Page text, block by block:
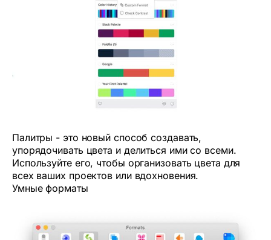
Палитры - это новый способ создавать,
упорядочивать цвета и делиться ими со всеми.
Используйте его, чтобы организовать цвета для
всех ваших проектов или вдохновения.
Умные форматы